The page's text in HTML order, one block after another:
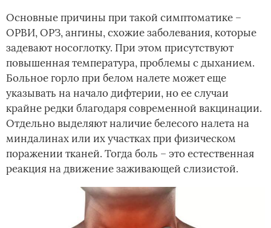
Основные причины при такой симптоматике –
ОРВИ, ОРЗ, ангины, схожие заболевания, которые
задевают носоглотку. При этом присутствуют
повышенная температура, проблемы с дыханием.
Больное горло при белом налете может еще
указывать на начало дифтерии, но ее случаи
крайне редки благодаря современной вакцинации.
Отдельно выделяют наличие белесого налета на
миндалинах или их участках при физическом
поражении тканей. Тогда боль – это естественная
реакция на движение заживающей слизистой.